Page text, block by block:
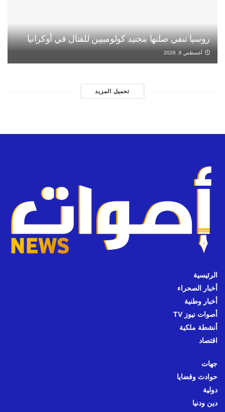
روسيا تنفي صلتها بتجنيد كولومبيين للقتال في أوكرانيا
أغسطس 6, 2026
تحميل المزيد
الرئيسية
أخبار الصحراء
أخبار وطنية
أصوات نيوز TV
أنشطة ملكية
اقتصاد
جهات
حوادث وقضايا
دولية
دين ودنيا